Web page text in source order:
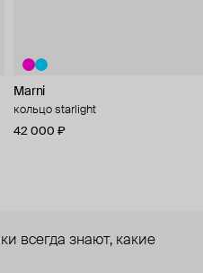
Marni
кольцо starlight
42 000 ₽
всегда знают, какие